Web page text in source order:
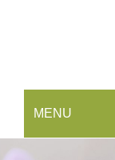
MENU
You